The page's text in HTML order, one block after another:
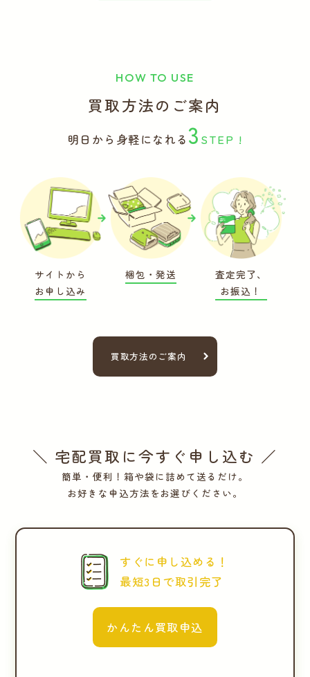
HOW TO USE
買取方法のご案内
明日から身軽になれる 3 STEP !
サイトから
お申し込み
梱包・発送
査定完了、
お振込！
買取方法のご案内
＼ 宅配買取に今すぐ申し込む ／
簡単・便利！箱や袋に詰めて送るだけ。
お好きな申込方法をお選びください。
すぐに申し込める！
最短3日で取引完了
かんたん買取申込